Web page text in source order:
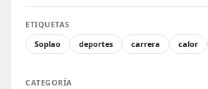
ETIQUETAS
Soplao
deportes carrera calor
CATEGORÍA